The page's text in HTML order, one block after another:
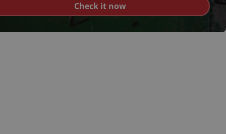
Check it now